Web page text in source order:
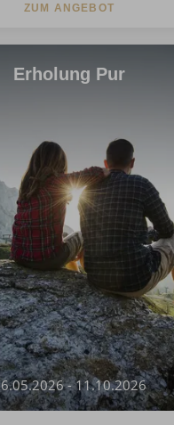
ZUM ANGEBOT
Erholung Pur
- 11.10.2026